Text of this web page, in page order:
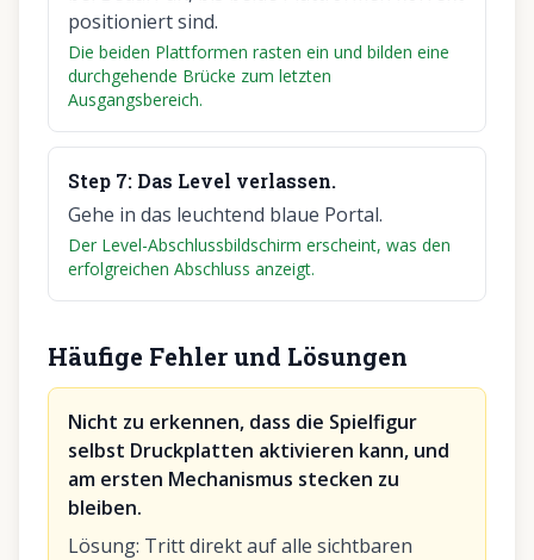
positioniert sind.
Die beiden Plattformen rasten ein und bilden eine
durchgehende Brücke zum letzten
Ausgangsbereich.
Step 7: Das Level verlassen.
Gehe in das leuchtend blaue Portal.
Der Level-Abschlussbildschirm erscheint, was den
erfolgreichen Abschluss anzeigt.
Häufige Fehler und Lösungen
Nicht zu erkennen, dass die Spielfigur
selbst Druckplatten aktivieren kann, und
am ersten Mechanismus stecken zu
bleiben.
Lösung: Tritt direkt auf alle sichtbaren